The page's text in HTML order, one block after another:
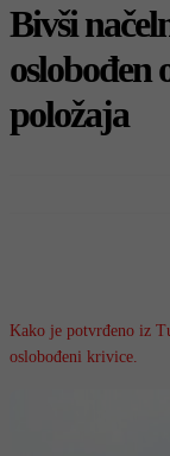
Bivši
oslobođen
položaja
Kako je potvrđeno iz
oslobođeni krivice.